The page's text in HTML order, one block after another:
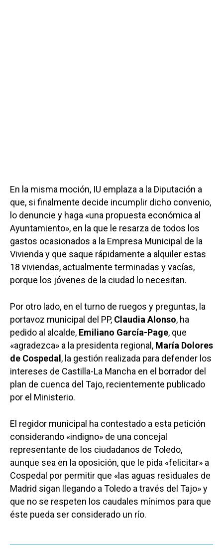
En la misma moción, IU emplaza a la Diputación a
que, si finalmente decide incumplir dicho convenio,
lo denuncie y haga «una propuesta económica al
Ayuntamiento», en la que le resarza de todos los
gastos ocasionados a la Empresa Municipal de la
Vivienda y que saque rápidamente a alquiler estas
18 viviendas, actualmente terminadas y vacías,
porque los jóvenes de la ciudad lo necesitan.
Por otro lado, en el turno de ruegos y preguntas, la
portavoz municipal del PP, Claudia Alonso, ha
pedido al alcalde, Emiliano García-Page, que
«agradezca» a la presidenta regional, María Dolores
de Cospedal , la gestión realizada para defender los
intereses de Castilla-La Mancha en el borrador del
plan de cuenca del Tajo, recientemente publicado
por el Ministerio.
El regidor municipal ha contestado a esta petición
considerando «indigno» de una concejal
representante de los ciudadanos de Toledo,
aunque sea en la oposición, que le pida «felicitar» a
Cospedal por permitir que «las aguas residuales de
Madrid sigan llegando a Toledo a través del Tajo» y
que no se respeten los caudales mínimos para que
éste pueda ser considerado un río.